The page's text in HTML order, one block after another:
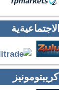
الاجتماعيةية
كريبتومونيز